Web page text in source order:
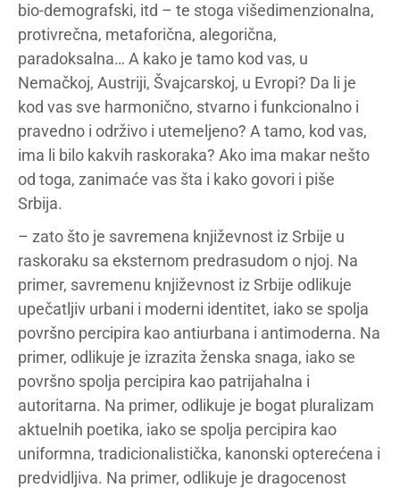
bio-demografski, itd – te stoga višedimenzionalna,
protivrečna, metaforična, alegorična,
paradoksalna… A kako je tamo kod vas, u
Nemačkoj, Austriji, Švajcarskoj, u Evropi? Da li je
kod vas sve harmonično, stvarno i funkcionalno i
pravedno i održivo i utemeljeno? A tamo, kod vas,
ima li bilo kakvih raskoraka? Ako ima makar nešto
od toga, zanimaće vas šta i kako govori i piše
Srbija.
– zato što je savremena književnost iz Srbije u
raskoraku sa eksternom predrasudom o njoj. Na
primer, savremenu književnost iz Srbije odlikuje
upečatljiv urbani i moderni identitet, iako se spolja
površno percipira kao antiurbana i antimoderna. Na
primer, odlikuje je izrazita ženska snaga, iako se
površno spolja percipira kao patrijahalna i
autoritarna. Na primer, odlikuje je bogat pluralizam
aktuelnih poetika, iako se spolja percipira kao
uniformna, tradicionalistička, kanonski opterećena i
predvidljiva. Na primer, odlikuje je dragocenost